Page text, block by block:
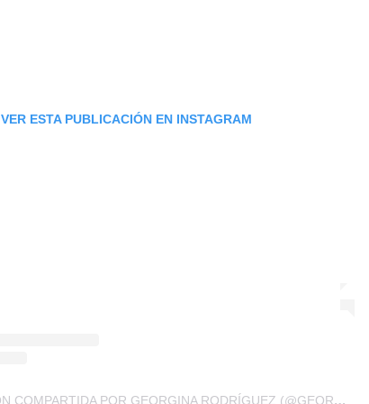
VER ESTA PUBLICACIÓN EN INSTAGRAM
UNA PUBLICACIÓN COMPARTIDA POR GEORGINA RODRÍGUEZ (@GEORGINAGIO)